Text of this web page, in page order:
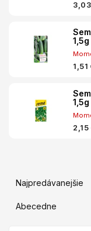
1,51
2,15
e
Najpredávanejšie
Abecedne